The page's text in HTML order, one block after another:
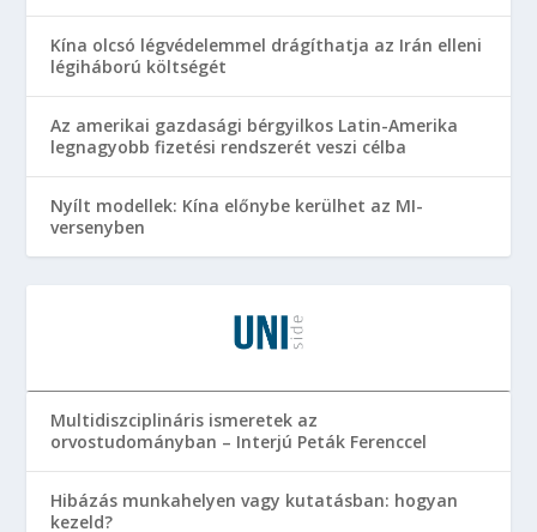
Kína olcsó légvédelemmel drágíthatja az Irán elleni
légiháború költségét
Az amerikai gazdasági bérgyilkos Latin-Amerika
legnagyobb fizetési rendszerét veszi célba
Nyílt modellek: Kína előnybe kerülhet az MI-
versenyben
Multidiszciplináris ismeretek az
orvostudományban – Interjú Peták Ferenccel
Hibázás munkahelyen vagy kutatásban: hogyan
kezeld?